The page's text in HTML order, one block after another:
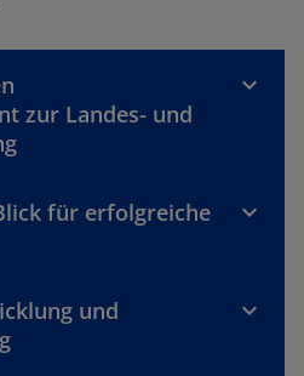
zur Landes- und
für erfolgreiche
und